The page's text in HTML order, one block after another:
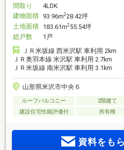
間取り
4LDK
建物面積 93.96m228.42坪
土地面積 183.61m255.54坪
総戸数
1戸
ＪＲ米坂線 西米沢駅 車利用 2km
ＪＲ奥羽本線 米沢駅 車利用 2.7km
ＪＲ米坂線 南米沢駅 車利用 3.1km
山形県米沢市中央６
ルーフバルコニー 2階建て
建設住宅性能評価付
所有権
資料をも